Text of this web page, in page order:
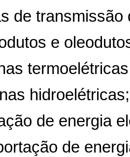
transmissão
e
hidroelétricas;
de energia
de